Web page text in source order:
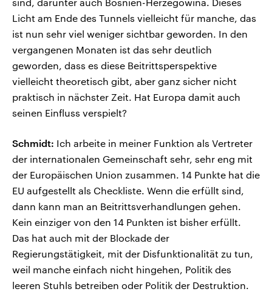
Licht am Ende des Tunnels vielleicht für manche, das
ist nun sehr viel weniger sichtbar geworden. In den
vergangenen Monaten ist das sehr deutlich
geworden, dass es diese Beitrittsperspektive
vielleicht theoretisch gibt, aber ganz sicher nicht
praktisch in nächster Zeit. Hat Europa damit auch
seinen Einfluss verspielt?
Schmidt: Ich arbeite in meiner Funktion als Vertreter
der internationalen Gemeinschaft sehr, sehr eng mit
der Europäischen Union zusammen. 14 Punkte hat die
EU aufgestellt als Checkliste. Wenn die erfüllt sind,
dann kann man an Beitrittsverhandlungen gehen.
Kein einziger von den 14 Punkten ist bisher erfüllt.
Das hat auch mit der Blockade der
Regierungstätigkeit, mit der Disfunktionalität zu tun,
weil manche einfach nicht hingehen, Politik des
leeren Stuhls betreiben oder Politik der Destruktion.